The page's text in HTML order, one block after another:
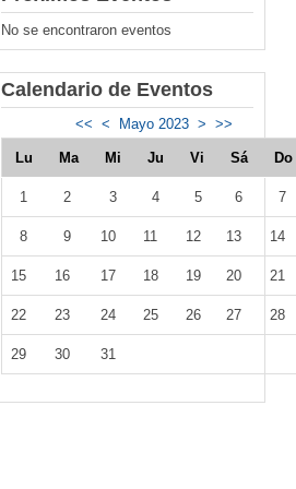
No se encontraron eventos
Calendario de Eventos
<< < Mayo 2023 > >>
Lu Ma Mi Ju Vi Sá Do
1 2 3 4 5 6 7
8 9 10 11 12 13 14
15 16 17 18 19 20 21
22 23 24 25 26 27 28
29 30 31